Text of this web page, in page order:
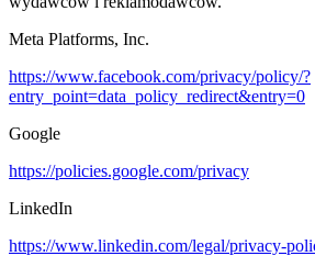
Meta Platforms, Inc.
https://www.facebook.com/privacy/policy/?
entry_point=data_policy_redirect&entry=0
Google
https://policies.google.com/privacy
LinkedIn
https://www.linkedin.com/legal/privacy-